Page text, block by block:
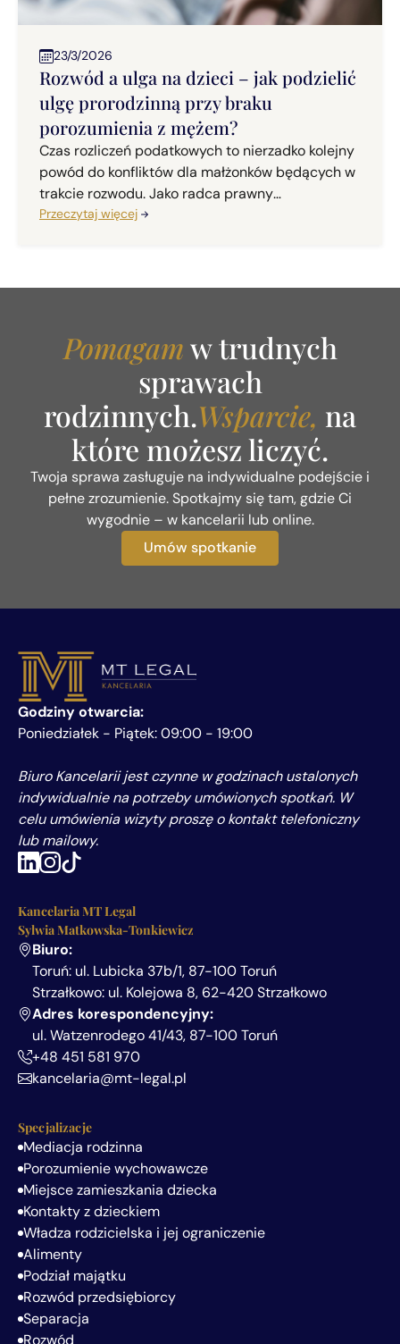
23/3/2026
Rozwód a ulga na dzieci – jak podzielić
ulgę prorodzinną przy braku
porozumienia z mężem?
Czas rozliczeń podatkowych to nierzadko kolejny
powód do konfliktów dla małżonków będących w
trakcie rozwodu. Jako radca prawny
specjalizujący się w prawie rodzinnym, w mojej
oraz sądy administracyjne mają na ten temat
jednoznaczne stanowisko.
Przeczytaj więcej
Pomagamw trudnych
sprawach
rodzinnych.Wsparcie, na
które możesz liczyć.
Twoja sprawa zasługuje na indywidualne podejście i
pełne zrozumienie. Spotkajmy się tam, gdzie Ci
wygodnie – w kancelarii lub online.
Umów spotkanie
Godziny otwarcia:
Poniedziałek - Piątek: 09:00 - 19:00
Biuro Kancelarii jest czynne w godzinach ustalonych
indywidualnie na potrzeby umówionych spotkań. W
celu umówienia wizyty proszę o kontakt telefoniczny
lub mailowy.
Kancelaria MT Legal
Sylwia Matkowska-Tonkiewicz
Biuro:
Toruń: ul. Lubicka 37b/1, 87-100 Toruń
Strzałkowo: ul. Kolejowa 8, 62-420 Strzałkowo
Adres korespondencyjny:
ul. Watzenrodego 41/43, 87-100 Toruń
+48 451 581 970
kancelaria@mt-legal.pl
Specjalizacje
Mediacja rodzinna
Porozumienie wychowawcze
Miejsce zamieszkania dziecka
Kontakty z dzieckiem
Władza rodzicielska i jej ograniczenie
Alimenty
Podział majątku
Rozwód przedsiębiorcy
Separacja
Rozwód